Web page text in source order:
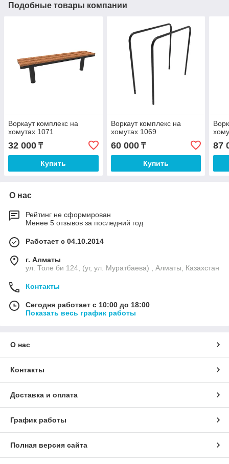
Подобные товары компании
Воркаут комплекс на
хомутах 1071
32 000 ₸
Купить
Воркаут комплекс на
хомутах 1069
60 000₸
Купить
87
О нас
Рейтинг не сформирован
Менее 5 отзывов за последний год
Работает с 04.10.2014
г. Алматы
ул. Толе би 124, (уг, ул. Муратбаева) , Алматы, Казахстан
Контакты
Сегодня работает с 10:00 до 18:00
Показать весь график работы
О нас
Контакты
Доставка и оплата
График работы
Полная версия сайта